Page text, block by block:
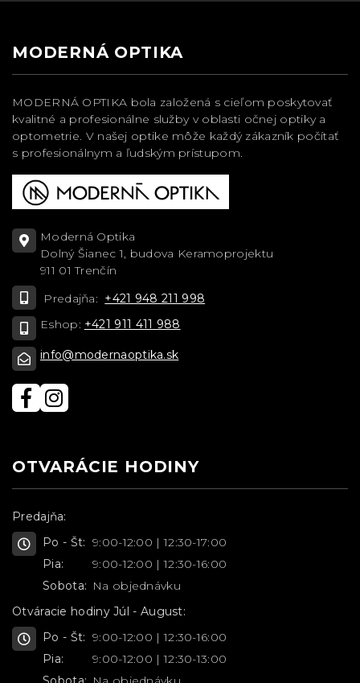
MODERNÁ OPTIKA
MODERNÁ OPTIKA bola založená s cieľom poskytovať
kvalitné a profesionálne služby v oblasti očnej optiky a
optometrie. V našej optike môže každý zákazník počítať
s profesionálnym a ľudským prístupom.
Moderná Optika
Dolný Šianec 1, budova Keramoprojektu
911 01 Trenčín
Predajňa: +421 948 211 998
Eshop: +421 911 411 988
info@modernaoptika.sk
OTVARÁCIE HODINY
Predajňa:
Po - Št: 9:00-12:00 | 12:30-17:00
Pia:
9:00-12:00 | 12:30-16:00
Sobota: Na objednávku
Otváracie hodiny Júl - August:
Po - Št: 9:00-12:00 | 12:30-16:00
Pia:
9:00-12:00 | 12:30-13:00